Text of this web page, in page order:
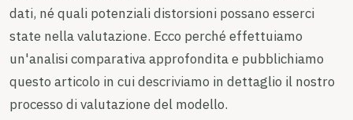
dati, né quali potenziali distorsioni possano esserci
state nella valutazione. Ecco perché effettuiamo
un'analisi comparativa approfondita e pubblichiamo
questo articolo in cui descriviamo in dettaglio il nostro
processo di valutazione del modello.